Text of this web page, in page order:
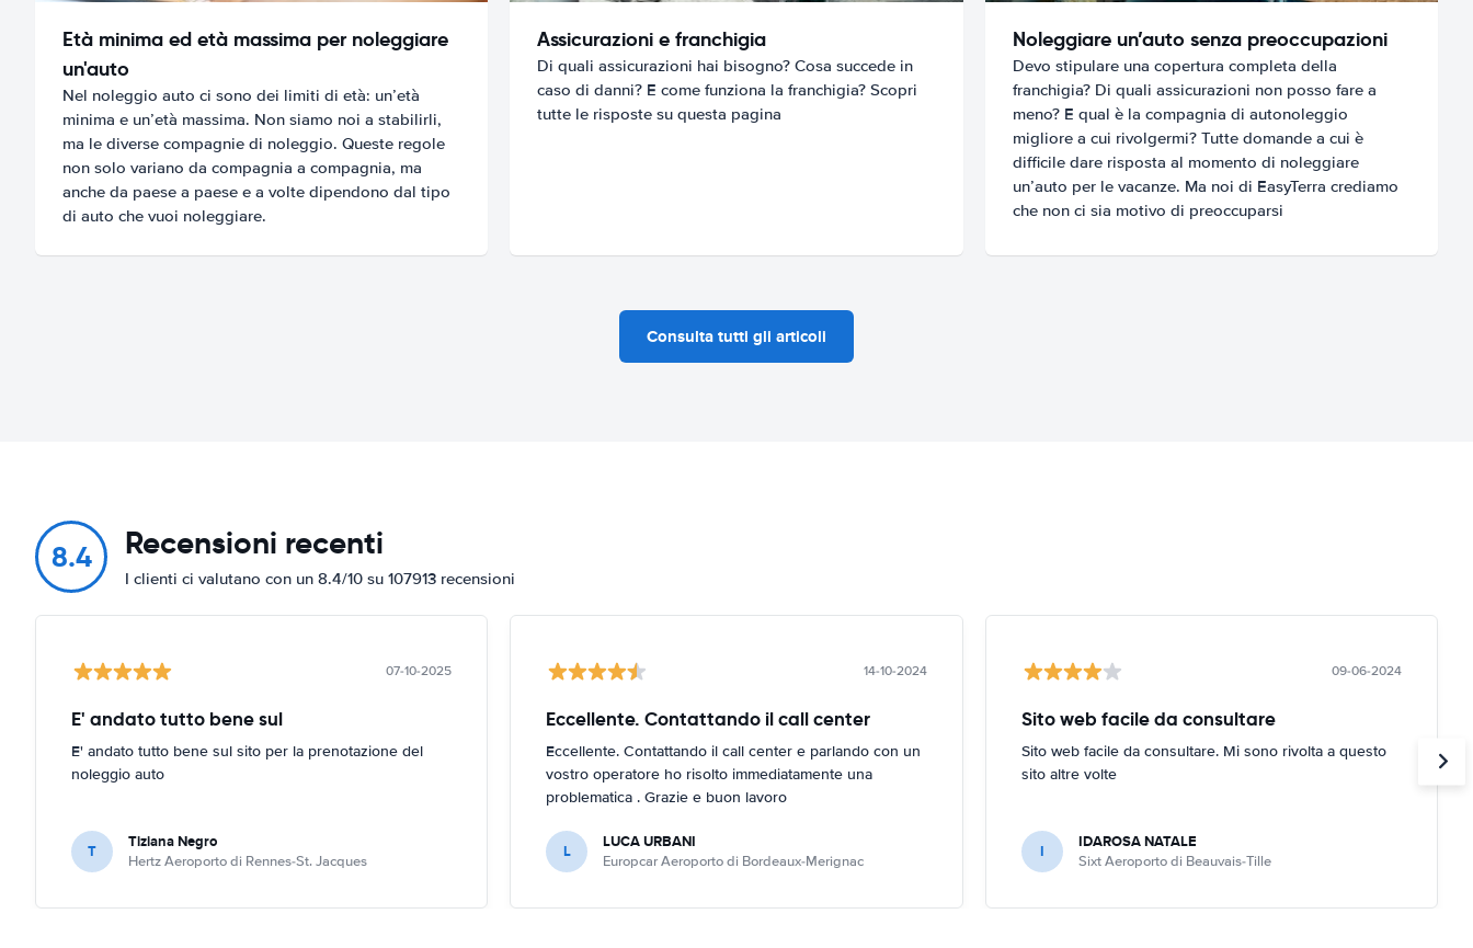
Età minima ed età massima per noleggiare
un'auto
Nel noleggio auto ci sono dei limiti di età: un’età
minima e un’età massima. Non siamo noi a stabilirli,
ma le diverse compagnie di noleggio. Queste regole
non solo variano da compagnia a compagnia, ma
anche da paese a paese e a volte dipendono dal tipo
di auto che vuoi noleggiare.
Assicurazioni e franchigia
Di quali assicurazioni hai bisogno? Cosa succede in
caso di danni? E come funziona la franchigia? Scopri
tutte le risposte su questa pagina
Noleggiare un’auto senza preoccupazioni
Devo stipulare una copertura completa della
franchigia? Di quali assicurazioni non posso fare a
meno? E qual è la compagnia di autonoleggio
migliore a cui rivolgermi? Tutte domande a cui è
difficile dare risposta al momento di noleggiare
un’auto per le vacanze. Ma noi di EasyTerra crediamo
che non ci sia motivo di preoccuparsi
Consulta tutti gli articoli
8.4 Recensioni recenti
I clienti ci valutano con un 8.4/10 su 107913 recensioni
07-10-2025
E' andato tutto bene sul
E' andato tutto bene sul sito per la prenotazione del
noleggio auto
T Tiziana Negro
Hertz Aeroporto di Rennes-St. Jacques
14-10-2024
Eccellente. Contattando il call center
Eccellente. Contattando il call center e parlando con un
vostro operatore ho risolto immediatamente una
problematica . Grazie e buon lavoro
L LUCA URBANI
Europcar Aeroporto di Bordeaux-Merignac
09-06-2024
Sito web facile da consultare
Sito web facile da consultare. Mi sono rivolta a questo
sito altre volte
I IDAROSA NATALE
Sixt Aeroporto di Beauvais-Tille